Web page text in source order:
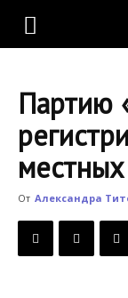
KLOOP.KG
Новости
Кыргызстана
Партию
От Александра